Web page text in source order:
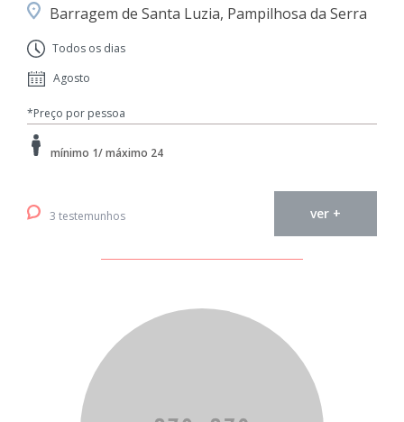
Barragem de Santa Luzia, Pampilhosa da Serra
Todos os dias
Agosto
*Preço por pessoa
mínimo 1/ máximo 24
3 testemunhos ver +